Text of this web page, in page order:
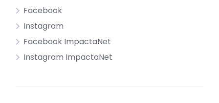
Facebook
Instagram
Facebook ImpactaNet
Instagram ImpactaNet